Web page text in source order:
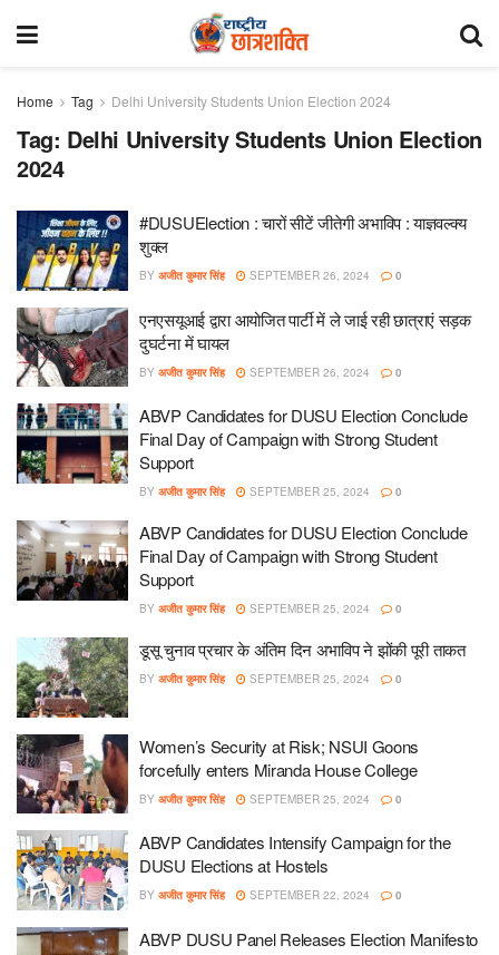
Home Tag Delhi University Students Union Election 2024
Tag: Delhi University Students Union Election
2024
#DUSUElection : चारों सीटें जीतेगी अभाविप : याज्ञवल्क्य
शुक्ल
BY अजीत कुमार सिंह SEPTEMBER 26, 2024 0
एनएसयूआई द्वारा आयोजित पार्टी में ले जाई रही छात्राएं सड़क
दुघर्टना में घायल
BY अजीत कुमार सिंह SEPTEMBER 26, 2024 0
ABVP Candidates for DUSU Election Conclude
Final Day of Campaign with Strong Student
Support
BY अजीत कुमार सिंह SEPTEMBER 25, 2024 0
ABVP Candidates for DUSU Election Conclude
Final Day of Campaign with Strong Student
Support
BY अजीत कुमार सिंह SEPTEMBER 25, 2024 0
डूसू चुनाव प्रचार के अंतिम दिन अभाविप ने झोंकी पूरी ताकत
BY अजीत कुमार सिंह SEPTEMBER 25, 2024 0
Women’s Security at Risk; NSUI Goons
forcefully enters Miranda House College
BY अजीत कुमार सिंह SEPTEMBER 25, 2024 0
ABVP Candidates Intensify Campaign for the
DUSU Elections at Hostels
BY अजीत कुमार सिंह SEPTEMBER 22, 2024 0
ABVP DUSU Panel Releases Election Manifesto